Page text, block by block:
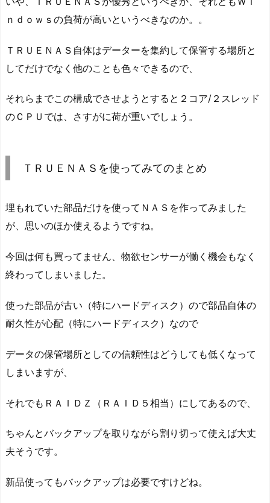
ｎｄｏｗｓの負荷が高いというべきなのか。。
ＴＲＵＥＮＡＳ自体はデーターを集約して保管する場所と
してだけでなく他のことも色々できるので、
それらまでこの構成でさせようとすると２コア/２スレッド
のＣＰＵでは、さすがに荷が重いでしょう。
ＴＲＵＥＮＡＳを使ってみてのまとめ
埋もれていた部品だけを使ってＮＡＳを作ってみました
が、思いのほか使えるようですね。
今回は何も買ってません、物欲センサーが働く機会もなく
終わってしまいました。
使った部品が古い（特にハードディスク）ので部品自体の
耐久性が心配（特にハードディスク）なので
データの保管場所としての信頼性はどうしても低くなって
しまいますが、
それでもＲＡＩＤＺ（ＲＡＩＤ５相当）にしてあるので、
ちゃんとバックアップを取りながら割り切って使えば大丈
夫そうです。
新品使ってもバックアップは必要ですけどね。